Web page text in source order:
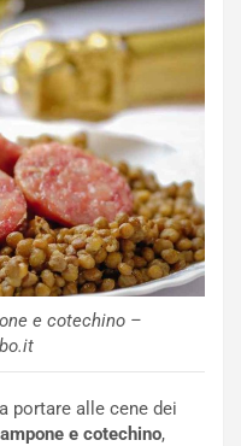
e cotechino –
portare alle cene dei
e cotechino,